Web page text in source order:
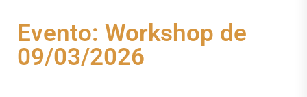
Evento: Workshop de
09/03/2026